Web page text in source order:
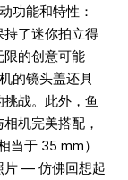
功能和特性：
持了迷你拍立得
的创意可能
的镜头盖还具
战。此外，鱼
机完美搭配，
当于 35 mm）
片 — 仿佛回想起